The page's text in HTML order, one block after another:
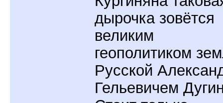
дырочка зовётся
великим
геополитиком
Русской
Гельевичем